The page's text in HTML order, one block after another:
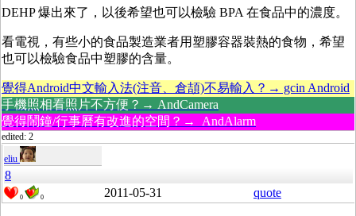
DEHP 爆出來了，以後希望也可以檢驗 BPA 在食品中的濃度。
看電視，有些小的食品製造業者用塑膠容器裝熱的食物，希望
也可以檢驗食品中塑膠的含量。
覺得Android中文輸入法(注音、倉頡)不易輸入？→ gcin Android
手機照相看照片不方便？→ AndCamera
覺得鬧鐘/行事曆有改進的空間？→ AndAlarm
edited: 2
eliu
8
0 0 2011-05-31 quote